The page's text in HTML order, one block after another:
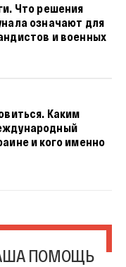
Что решения
означают для
и военных
Каким
и кого именно
ПОМОЩЬ